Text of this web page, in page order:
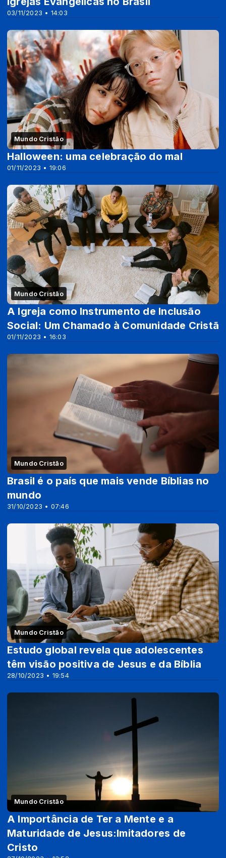
03/11/2023 • 14:03
Mundo Cristão
01/11/2023 • 19:06
Halloween: uma celebração do mal
Mundo Cristão
01/11/2023 • 16:03
A Igreja como Instrumento de Inclusão
Social: Um Chamado à Comunidade Cristã
Mundo Cristão
31/10/2023 • 07:46
Brasil é o país que mais vende Bíblias no
mundo
Mundo Cristão
28/10/2023 • 19:54
Estudo global revela que adolescentes
têm visão positiva de Jesus e da Bíblia
Mundo Cristão
A Importância de Ter a Mente e a
Maturidade de Jesus:Imitadores de
Cristo